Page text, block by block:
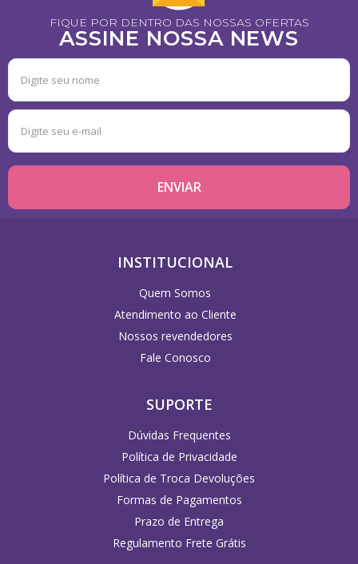
FIQUE POR DENTRO DAS NOSSAS OFERTAS
ASSINE NOSSA NEWS
INSTITUCIONAL
Quem Somos
Atendimento ao Cliente
Nossos revendedores
Fale Conosco
SUPORTE
Dúvidas Frequentes
Política de Privacidade
Política de Troca Devoluções
Formas de Pagamentos
Prazo de Entrega
Regulamento Frete Grátis